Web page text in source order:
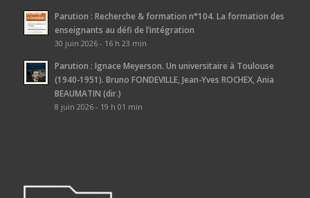
Parution : Recherche & formation n°104. La formation des
enseignants au défi de l’intégration
30 juin 2026 - 16 h 23 min
Parution : Ignace Meyerson. Un universitaire à Toulouse
(1940-1951). Bruno FONDEVILLE, Jean-Yves ROCHEX, Ania
BEAUMATIN (dir.)
8 juin 2026 - 19 h 01 min